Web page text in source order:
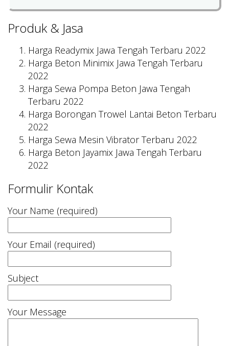
Produk & Jasa
Harga Readymix Jawa Tengah Terbaru 2022
Harga Beton Minimix Jawa Tengah Terbaru
2022
Harga Sewa Pompa Beton Jawa Tengah
Terbaru 2022
Harga Borongan Trowel Lantai Beton Terbaru
2022
Harga Sewa Mesin Vibrator Terbaru 2022
Harga Beton Jayamix Jawa Tengah Terbaru
2022
Formulir Kontak
Your Name (required)
Your Email (required)
Subject
Your Message